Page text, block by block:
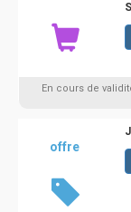
En cours de
offre